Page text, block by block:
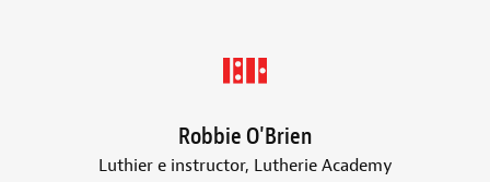
Robbie O'Brien
Luthier e instructor, Lutherie Academy